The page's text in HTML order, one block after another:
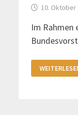
10. Oktober
Im Rahmen